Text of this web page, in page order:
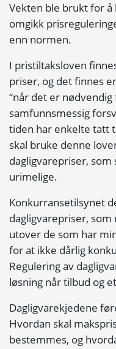
Vekten ble brukt for
omgikk
enn normen.
I pristiltaksloven
priser, og det finnes
“når det er
samfunnsmessig
tiden har enkelte tatt
skal bruke denne
dagligvarepriser,
urimelige.
Konkurransetilsynet
dagligvarepriser,
utover de som har
for at ikke dårlig
Regulering av
løsning når tilbud og
Dagligvarekjedene
Hvordan skal
bestemmes, og